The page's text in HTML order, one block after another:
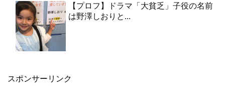
【プロフ】ドラマ「大貧乏」子役の名前
は野澤しおりと...
スポンサーリンク